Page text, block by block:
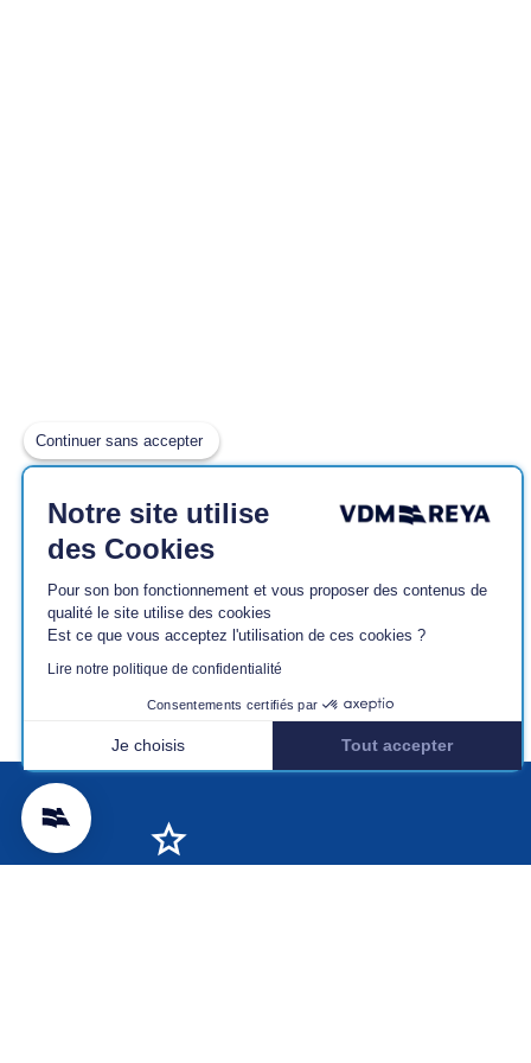
Continuer sans accepter
Notre site utilise
des Cookies
Pour son bon fonctionnement et vous proposer des contenus de
qualité le site utilise des cookies
Est ce que vous acceptez l'utilisation de ces cookies ?
Lire notre politique de confidentialité
Consentements certifiés par
Je choisis
Tout accepter
Axeptio consent
Plateforme de Gestion du Consentement : Personnalisez vos
Notre plateforme vous permet d'adapter et de gérer vos